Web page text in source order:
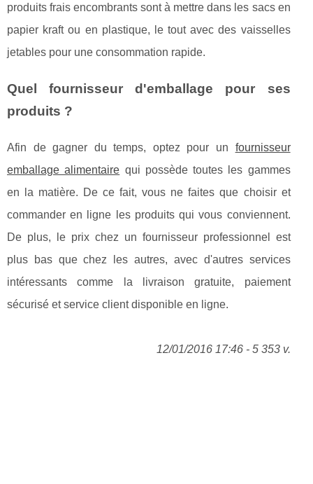
produits frais encombrants sont à mettre dans les sacs en
papier kraft ou en plastique, le tout avec des vaisselles
jetables pour une consommation rapide.
Quel fournisseur d'emballage pour ses
produits ?
Afin de gagner du temps, optez pour un fournisseur
emballage alimentaire qui possède toutes les gammes
en la matière. De ce fait, vous ne faites que choisir et
commander en ligne les produits qui vous conviennent.
De plus, le prix chez un fournisseur professionnel est
plus bas que chez les autres, avec d'autres services
intéressants comme la livraison gratuite, paiement
sécurisé et service client disponible en ligne.
12/01/2016 17:46 - 5 353 v.